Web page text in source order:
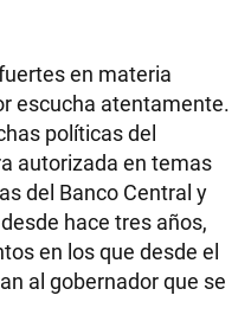
en materia
escucha atentamente.
políticas del
autorizada en temas
del Banco Central y
hace tres años,
en los que desde el
al gobernador que se